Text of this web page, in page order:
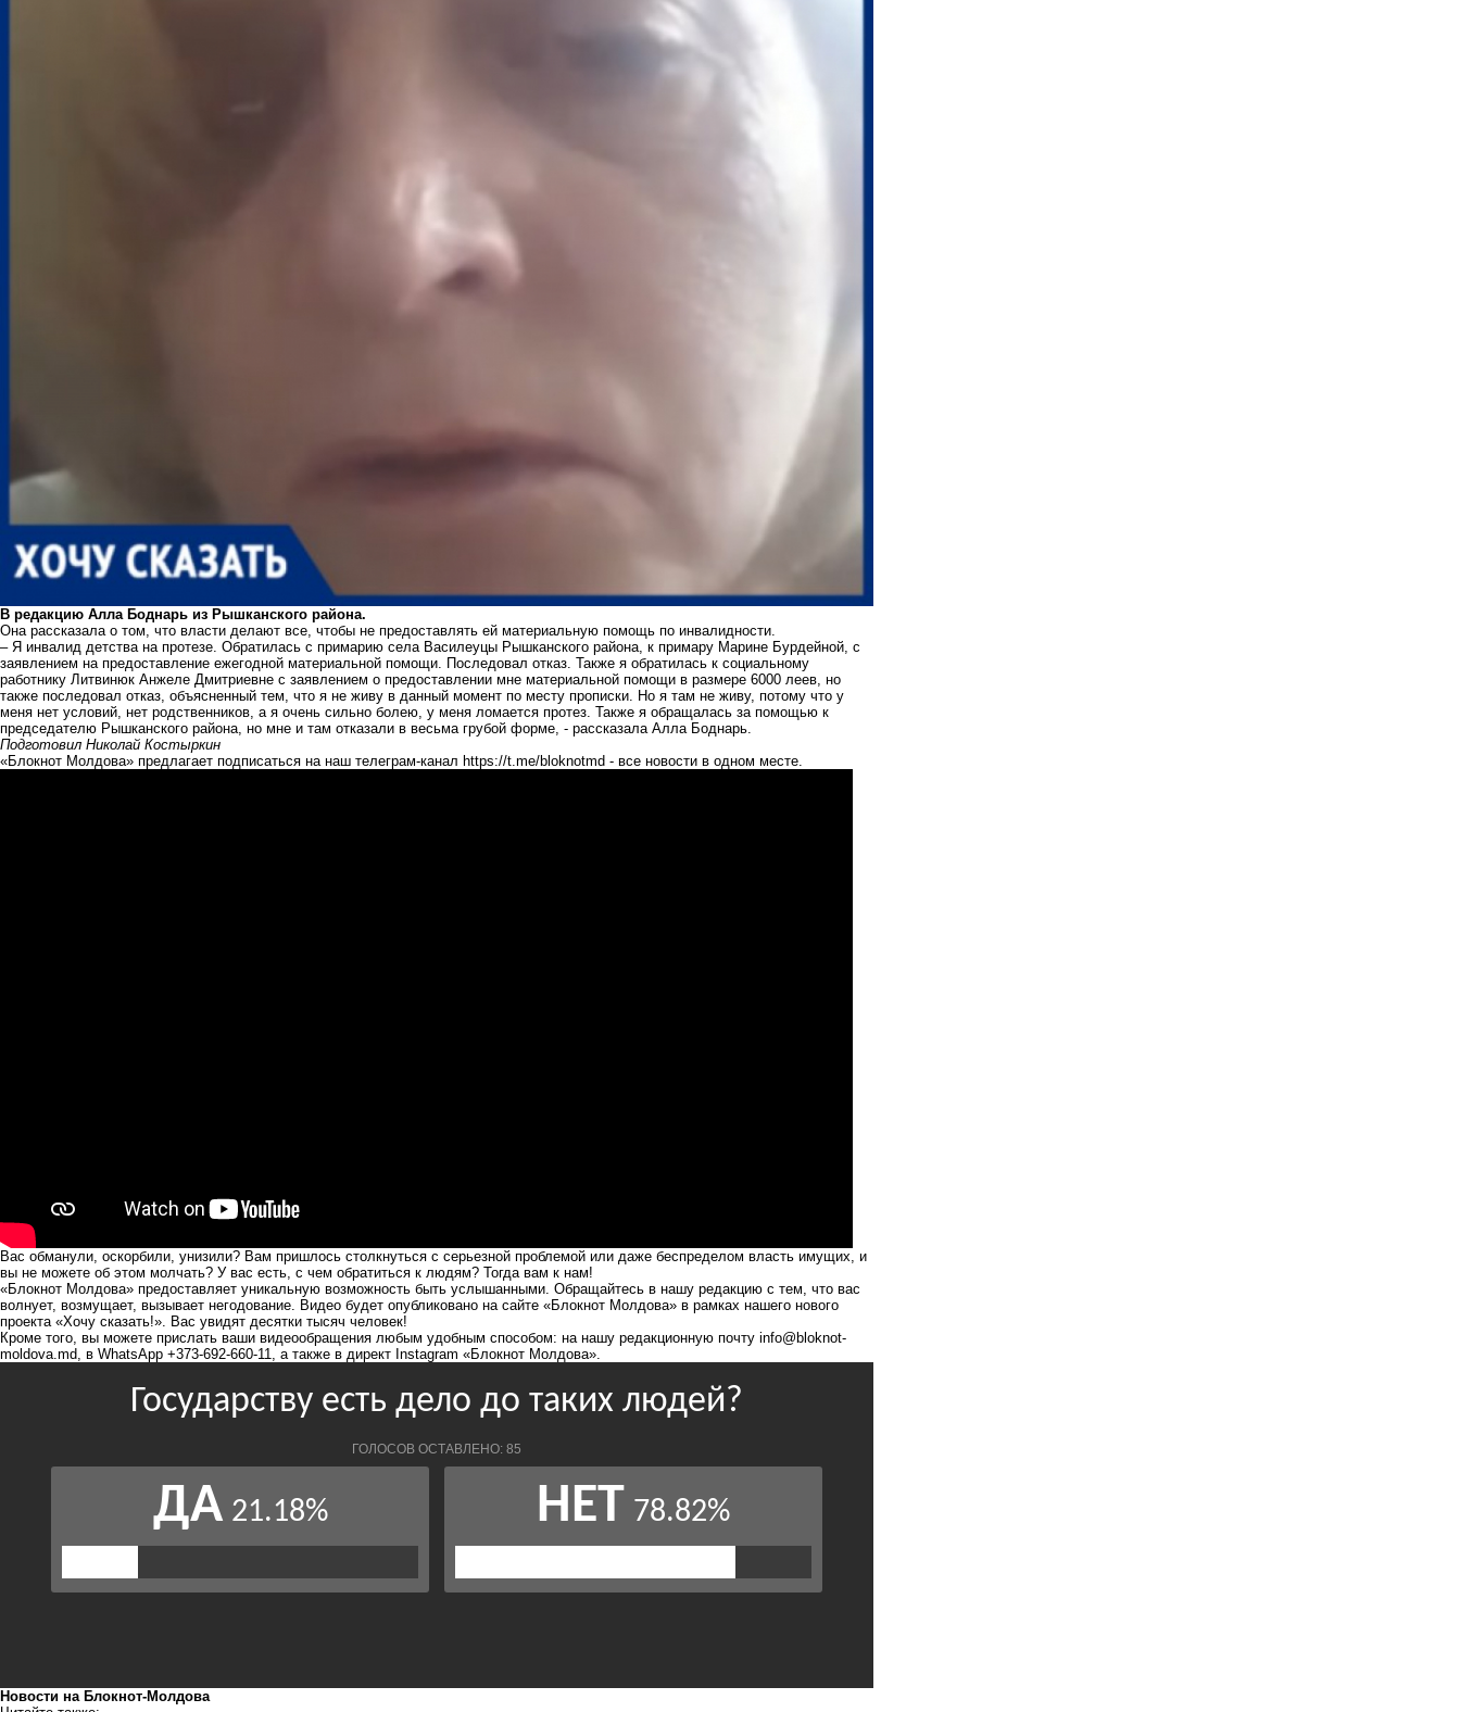
В редакцию Алла Боднарь из Рышканского района.
Она рассказала о том, что власти делают все, чтобы не предоставлять ей материальную помощь по инвалидности.
– Я инвалид детства на протезе. Обратилась с примарию села Василеуцы Рышканского района, к примару Марине Бурдейной, с
заявлением на предоставление ежегодной материальной помощи. Последовал отказ. Также я обратилась к социальному
работнику Литвинюк Анжеле Дмитриевне с заявлением о предоставлении мне материальной помощи в размере 6000 леев, но
также последовал отказ, объясненный тем, что я не живу в данный момент по месту прописки. Но я там не живу, потому что у
меня нет условий, нет родственников, а я очень сильно болею, у меня ломается протез. Также я обращалась за помощью к
председателю Рышканского района, но мне и там отказали в весьма грубой форме, - рассказала Алла Боднарь.
Подготовил Николай Костыркин
«Блокнот Молдова» предлагает подписаться на наш телеграм-канал https://t.me/bloknotmd - все новости в одном месте.
Вас обманули, оскорбили, унизили? Вам пришлось столкнуться с серьезной проблемой или даже беспределом власть имущих, и
вы не можете об этом молчать? У вас есть, с чем обратиться к людям? Тогда вам к нам!
«Блокнот Молдова» предоставляет уникальную возможность быть услышанными. Обращайтесь в нашу редакцию с тем, что вас
волнует, возмущает, вызывает негодование. Видео будет опубликовано на сайте «Блокнот Молдова» в рамках нашего нового
проекта «Хочу сказать!». Вас увидят десятки тысяч человек!
Кроме того, вы можете прислать ваши видеообращения любым удобным способом: на нашу редакционную почту info@bloknot-
moldova.md, в WhatsApp +373-692-660-11, а также в директ Instagram «Блокнот Молдова».
Новости на Блoкнoт-Молдова